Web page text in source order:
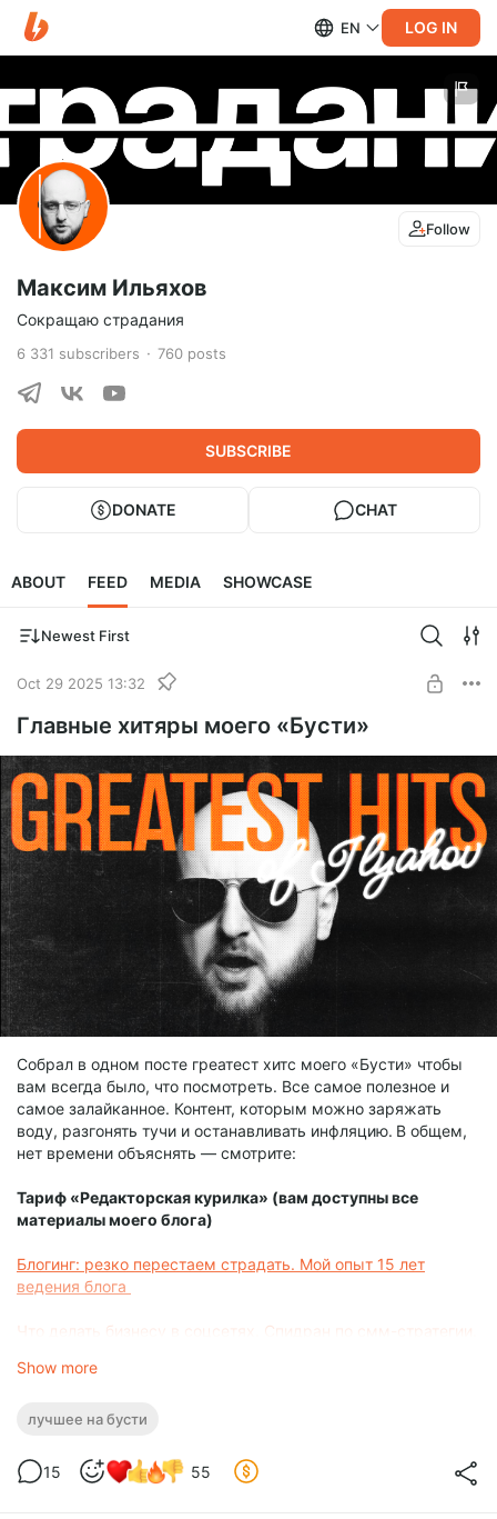
EN LOG IN
Follow
Максим Ильяхов
Сокращаю страдания
6 331 subscribers 760 posts
SUBSCRIBE
DONATE CHAT
ABOUT FEED MEDIA SHOWCASE
Newest First
Oct 29 2025 13:32
Главные хитяры моего «Бусти»
Собрал в одном посте греатест хитс моего «Бусти» чтобы
вам всегда было, что посмотреть. Все самое полезное и
самое залайканное. Контент, которым можно заряжать
воду, разгонять тучи и останавливать инфляцию. В общем,
нет времени объяснять — смотрите:
Тариф «Редакторская курилка» (вам доступны все
материалы моего блога)
Блогинг: резко перестаем страдать. Мой опыт 15 лет
ведения блога
Что делать бизнесу в соцсетях. Спидран по смм-стратегии.
сценария для разных случаев
Кукухоудержание: глубокий разговор про сохранение
психического здоровья
Show more
лучшее на бусти
15 55